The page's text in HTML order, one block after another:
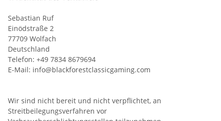
Sebastian Ruf
Einödstraße 2
77709 Wolfach
Deutschland
Telefon: +49 7834 8679694
E-Mail: info@blackforestclassicgaming.com
Wir sind nicht bereit und nicht verpflichtet, an
Streitbeilegungsverfahren vor